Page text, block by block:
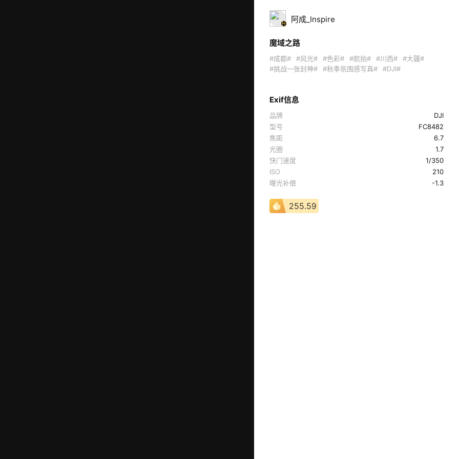
阿成_Inspire
魔域之路
#成都# #风光# #色彩# #航拍# #川西#
#大疆#
#挑战一张封神#
#秋季氛围感写真# #DJI#
Exif信息
品牌
DJI
型号
FC8482
焦距
6.7
光圈
1.7
快门速度
1/350
ISO
210
曝光补偿
-1.3
255.59